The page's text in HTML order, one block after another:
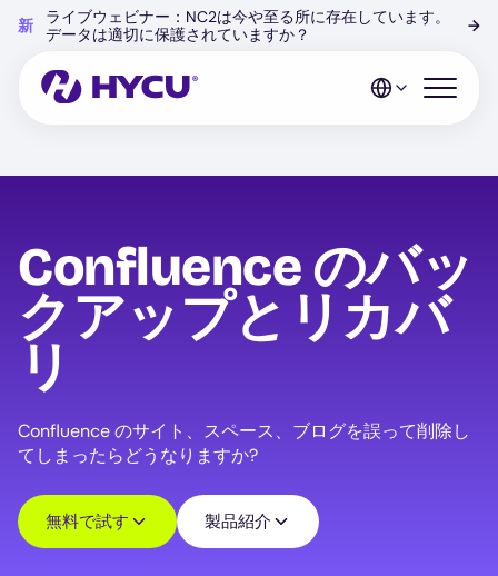
content
新
ライブウェビナー：NC2は今や至る所に存在しています。
データは適切に保護されていますか？
→
Open
Confluence のバッ
クアップとリカバ
リ
Confluence のサイト、スペース、ブログを誤って削除し
てしまったらどうなりますか?
無料で試す 製品紹介